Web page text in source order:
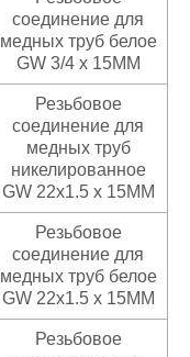
соединение для
медных труб белое
GW 3/4 x 15MM
Резьбовое
соединение для
медных труб
никелированное
GW 22x1.5 x 15MM
Резьбовое
соединение для
медных труб белое
GW 22x1.5 x 15MM
Резьбовое